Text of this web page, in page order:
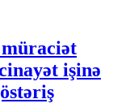
işinə